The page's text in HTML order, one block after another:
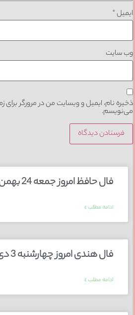
ایمیل*
وب‌ سایت
ذخیره نام، ایمیل و وبسایت من در مرورگر برای
می‌نویسم.
فال حافظ امروز جمعه 24 بهمن 1404
ادامه مطلب »
فال هندی امروز چهارشنبه 3 دی 1404
ادامه مطلب »